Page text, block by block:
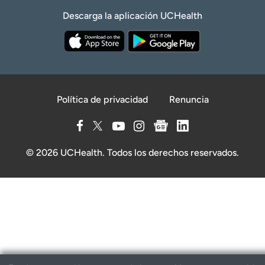
Descarga la aplicación UCHealth
Política de privacidad Renuncia
© 2026 UCHealth. Todos los derechos reservados.